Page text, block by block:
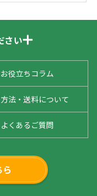
さい
お役立ちコラム
法・送料について
よくあるご質問